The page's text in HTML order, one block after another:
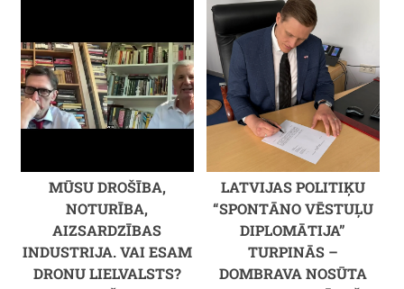
MŪSU DROŠĪBA,
NOTURĪBA,
AIZSARDZĪBAS
INDUSTRIJA. VAI ESAM
DRONU LIELVALSTS?
LATVIJAS POLITIĶU
“SPONTĀNO VĒSTUĻU
DIPLOMĀTIJA”
TURPINĀS –
DOMBRAVA NOSŪTA